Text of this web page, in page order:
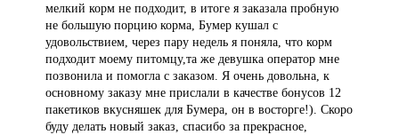
мелкий корм не подходит, в итоге я заказала пробную
не большую порцию корма, Бумер кушал с
удовольствием, через пару недель я поняла, что корм
подходит моему питомцу,та же девушка оператор мне
позвонила и помогла с заказом. Я очень довольна, к
основному заказу мне прислали в качестве бонусов 12
пакетиков вкусняшек для Бумера, он в восторге!). Скоро
буду делать новый заказ, спасибо за прекрасное,